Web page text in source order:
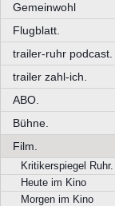
Gemeinwohl
Flugblatt.
trailer-ruhr podcast.
trailer zahl-ich.
ABO.
Bühne.
Film.
Kritikerspiegel Ruhr.
Heute im Kino
Morgen im Kino